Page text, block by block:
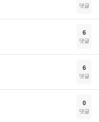
댓글
6
댓글
6
댓글
0
댓글